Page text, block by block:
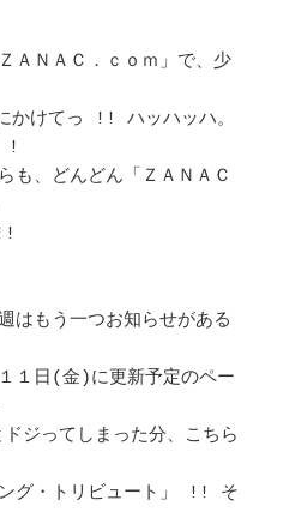
ＡＮＡＣ．ｃｏｍ」で、少
かけてっ !! ハッハッハ。
!
も、どんどん「ＺＡＮＡＣ
はもう一つお知らせがある
１日(金)に更新予定のペー
ジってしまった分、こちら
ング・トリビュート」 !! そ